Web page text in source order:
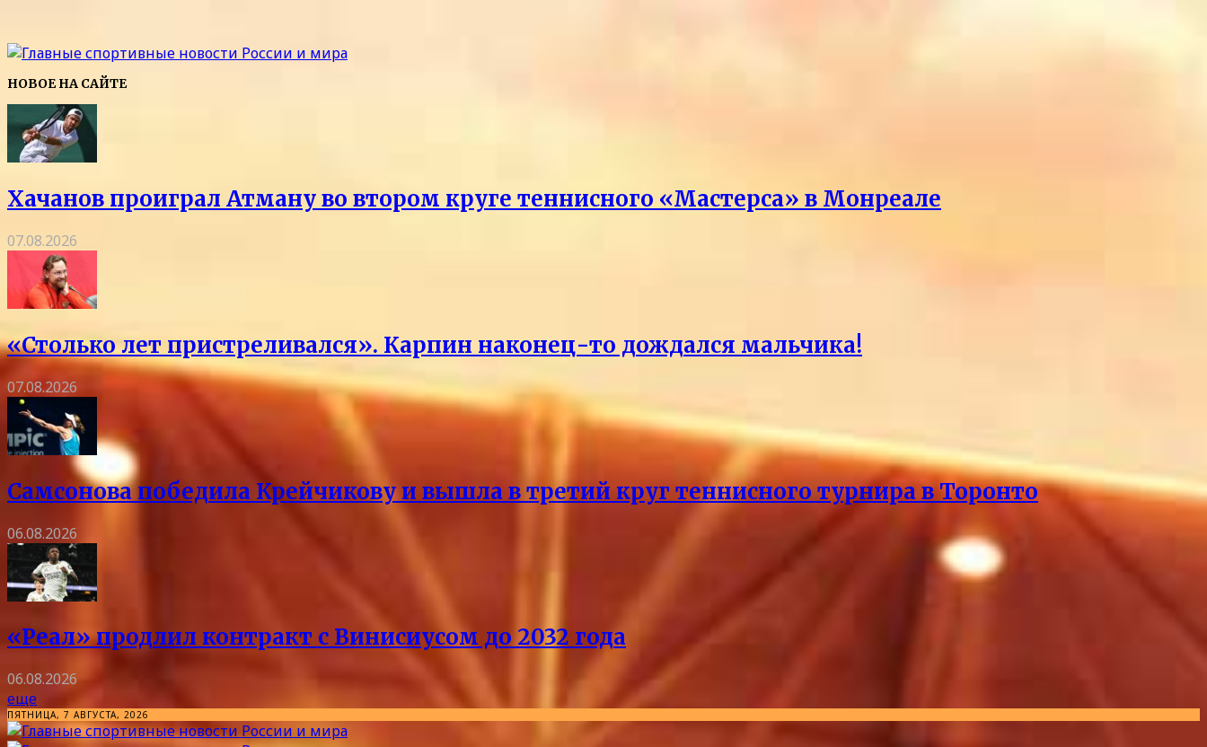
НОВОЕ НА САЙТЕ
Хачанов проиграл Атману во втором круге теннисного «Мастерса» в Монреале
07.08.2026
«Столько лет пристреливался». Карпин наконец-то дождался мальчика!
07.08.2026
Самсонова победила Крейчикову и вышла в третий круг теннисного турнира в Торонто
06.08.2026
«Реал» продлил контракт с Винисиусом до 2032 года
06.08.2026
еще
ПЯТНИЦА, 7 АВГУСТА, 2026